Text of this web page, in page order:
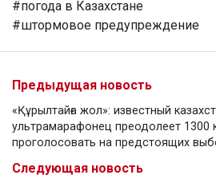
#погода в Казахстане
#штормовое предупреждение
Предыдущая новость
«Құрылтайға жол»: известный
ультрамарафонец преодолеет 1300
проголосовать на предстоящих
Следующая новость